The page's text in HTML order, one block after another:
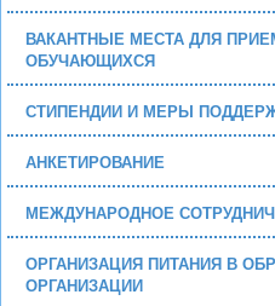
ВАКАНТНЫЕ МЕСТА ДЛЯ
ОБУЧАЮЩИХСЯ
СТИПЕНДИИ И МЕРЫ
АНКЕТИРОВАНИЕ
МЕЖДУНАРОДНОЕ
ОРГАНИЗАЦИЯ ПИТАНИЯ В
ОРГАНИЗАЦИИ